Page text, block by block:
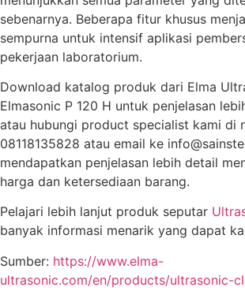
sebenarnya. Beberapa fitur khusus
sempurna untuk intensif aplikasi
pekerjaan laboratorium.
Download katalog produk dari Elma
Elmasonic P 120 H untuk penjelasan
atau hubungi product specialist kami di
08118135828 atau email ke
mendapatkan penjelasan lebih detail
harga dan ketersediaan barang.
Pelajari lebih lanjut produk seputar
banyak informasi menarik yang dapat
Sumber: https://www.elma-
ultrasonic.com/en/products/ultrasonic-